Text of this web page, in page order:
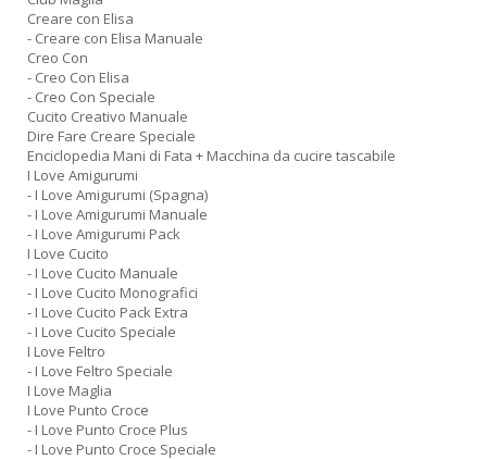
Creare con Elisa
- Creare con Elisa Manuale
Creo Con
- Creo Con Elisa
- Creo Con Speciale
Cucito Creativo Manuale
Dire Fare Creare Speciale
Enciclopedia Mani di Fata + Macchina da cucire tascabile
I Love Amigurumi
- I Love Amigurumi (Spagna)
- I Love Amigurumi Manuale
- I Love Amigurumi Pack
I Love Cucito
- I Love Cucito Manuale
- I Love Cucito Monografici
- I Love Cucito Pack Extra
- I Love Cucito Speciale
I Love Feltro
- I Love Feltro Speciale
I Love Maglia
I Love Punto Croce
- I Love Punto Croce Plus
- I Love Punto Croce Speciale